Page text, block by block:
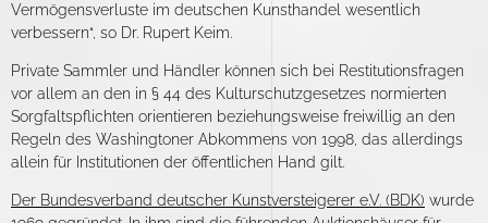
Vermögensverluste im deutschen Kunsthandel wesentlich
verbessern“, so Dr. Rupert Keim.
Private Sammler und Händler können sich bei Restitutionsfragen
vor allem an den in § 44 des Kulturschutzgesetzes normierten
Sorgfaltspflichten orientieren beziehungsweise freiwillig an den
Regeln des Washingtoner Abkommens von 1998, das allerdings
allein für Institutionen der öffentlichen Hand gilt.
Der Bundesverband deutscher Kunstversteigerer e.V. (BDK) wurde